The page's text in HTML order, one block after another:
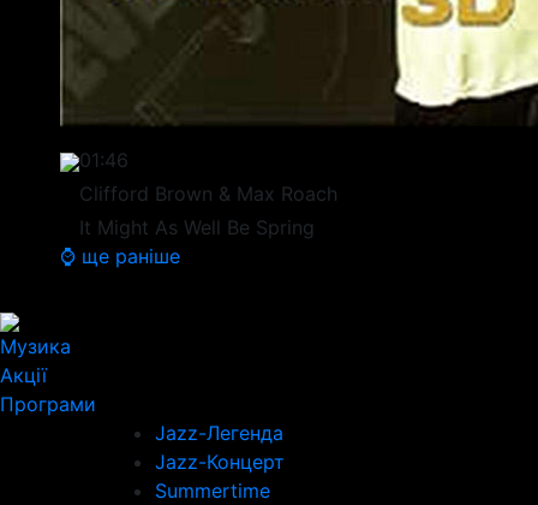
01:46
Clifford Brown & Max Roach
It Might As Well Be Spring
⌚ ще раніше
Музика
Акції
Програми
Jazz-Легенда
Jazz-Концерт
Summertime